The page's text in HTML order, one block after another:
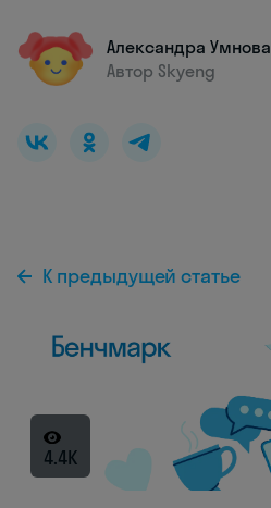
Александра Умнова
Автор Skyeng
К предыдущей статье
4.4K